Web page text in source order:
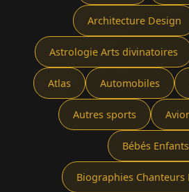
Architecture Design
Astrologie Arts divinatoires
Atlas Automobiles
Autres sports
Bébés Enfants
Biographies Chanteurs